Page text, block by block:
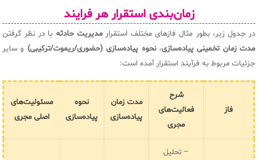
زمان‌بندی استقرار هر فرایند
در جدول زیر، بطور مثال فازهای مختلف استقرارمدیریت حادثه با در نظر گرفتن
مدت زمان تخمینی پیاده‌سازی،نحوه پیاده‌سازی (حضوری/ریموت/ترکیبی) و سایر
جزئیات مربوط به فرآیند استقرار آمده است:
فاز
شرح
فعالیت‌های
مجری
مدت زمان
پیاده‌سازی
نحوه
پیاده‌سازی
مسئولیت‌های
اصلی مجری
– تحلیل